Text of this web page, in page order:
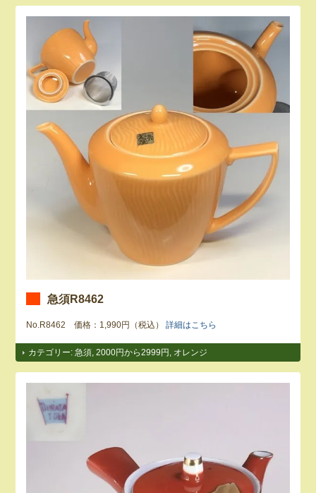
急須R8462
No.R8462 価格：1,990円（税込）詳細はこちら
カテゴリー:急須 ,2000円から2999円 オレンジ